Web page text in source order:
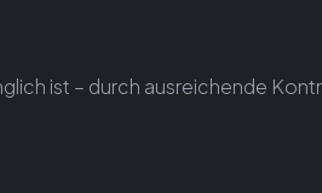
ist – durch ausreichende